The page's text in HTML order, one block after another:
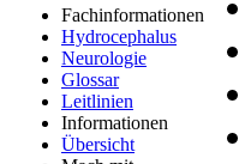
Fachinformationen
Hydrocephalus
Neurologie
Glossar
Leitlinien
Informationen
Übersicht